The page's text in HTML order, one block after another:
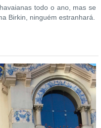
todo o ano, mas se
Birkin, ninguém estranhará.